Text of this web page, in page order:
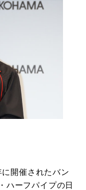
開催されたバン
ハーフパイプの日